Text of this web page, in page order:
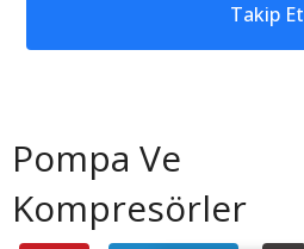
Takip Et
Pompa Ve
Kompresörler